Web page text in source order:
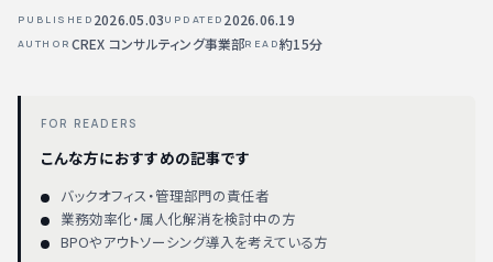
PUBLISHED 2026.05.03UPDATED 2026.06.19
AUTHOR CREX コンサルティング事業部READ約15分
FOR READERS
こんな方におすすめの記事です
バックオフィス・管理部門の責任者
業務効率化・属人化解消を検討中の方
BPOやアウトソーシング導入を考えている方